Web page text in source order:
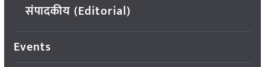
संपादकीय (Editorial)
Events